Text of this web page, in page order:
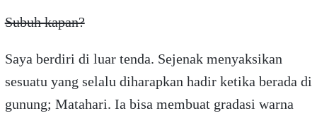
Subuh kapan?
Saya berdiri di luar tenda. Sejenak menyaksikan
sesuatu yang selalu diharapkan hadir ketika berada di
gunung; Matahari. Ia bisa membuat gradasi warna